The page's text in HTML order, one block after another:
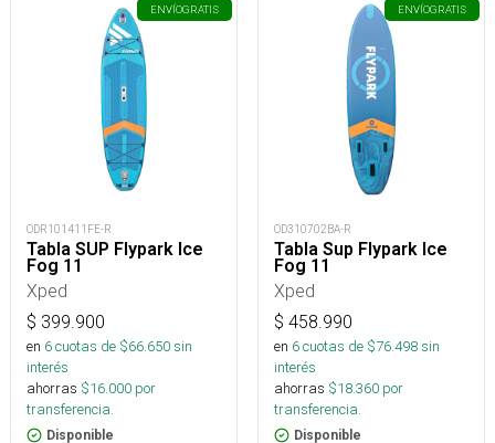
ENVÍOGRATIS
ODR101411FE-R
Tabla SUP Flypark Ice
Fog 11
Xped
$ 399.900
en 6cuotas de $66.650sin
interés
ahorras $16.000 por
transferencia.
Disponible
ENVÍOGRATIS
OD310702BA-R
Tabla Sup Flypark Ice
Fog 11
Xped
$ 458.990
en 6cuotas de $76.498sin
interés
ahorras $18.360 por
transferencia.
Disponible